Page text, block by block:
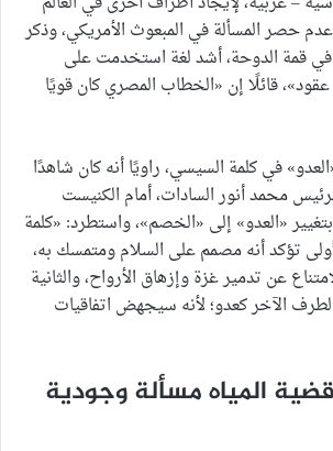
حصر المسألة في المبعوث الأمريكي، وذكر
في قمة الدوحة، أشد لغة استخدمت على
قائلًا إن «الخطاب المصري كان قويًا
في كلمة السيسي، راويًا أنه كان شاهدًا
محمد أنور السادات، أمام الكنيست
«العدو» إلى «الخصم»، واستطرد: «كلمة
تؤكد أنه مصمم على السلام ومتمسك به،
عن تدمير غزة وإزهاق الأرواح، والثانية
الآخر كعدو؛ لأنه سيجهض اتفاقيات
قضية المياه مسألة وجودية